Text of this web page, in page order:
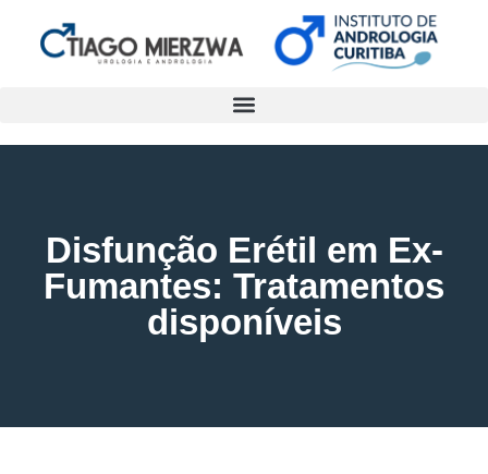
Disfunção Erétil em Ex-
Fumantes: Tratamentos
disponíveis